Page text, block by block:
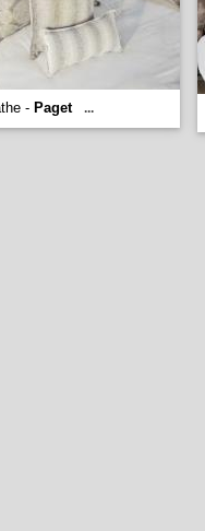
- Paget ...